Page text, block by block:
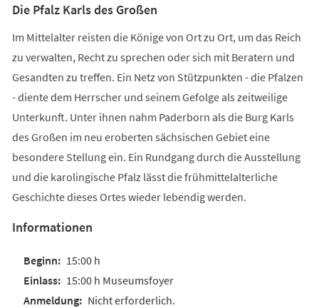
Die Pfalz Karls des Großen
Im Mittelalter reisten die Könige von Ort zu Ort, um das Reich
zu verwalten, Recht zu sprechen oder sich mit Beratern und
Gesandten zu treffen. Ein Netz von Stützpunkten - die Pfalzen
- diente dem Herrscher und seinem Gefolge als zeitweilige
Unterkunft. Unter ihnen nahm Paderborn als die Burg Karls
des Großen im neu eroberten sächsischen Gebiet eine
besondere Stellung ein. Ein Rundgang durch die Ausstellung
und die karolingische Pfalz lässt die frühmittelalterliche
Geschichte dieses Ortes wieder lebendig werden.
Informationen
15:00 h
15:00 h Museumsfoyer
Nicht erforderlich.